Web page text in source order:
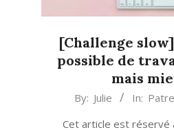
[Challenge
possible de
mais
By: Julie In:
Cet article est réservé